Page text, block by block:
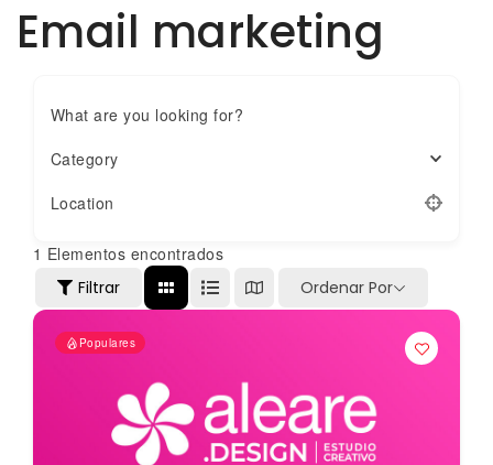
Email marketing
What are you looking for?
Category
Location
1 Elementos encontrados
Filtrar
Ordenar Por
Populares